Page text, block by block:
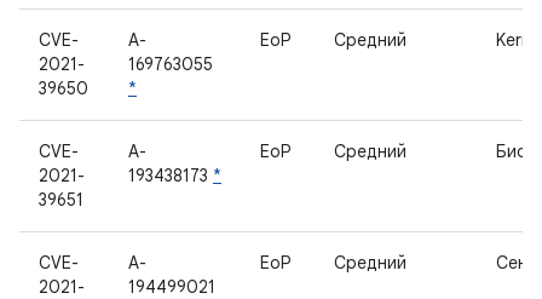
CVE-
2021-
39650
A-
169763055
*
EoP Средний
CVE-
2021-
39651
A-
193438173 *
EoP Средний
CVE-
2021-
A-
194499021
EoP Средний